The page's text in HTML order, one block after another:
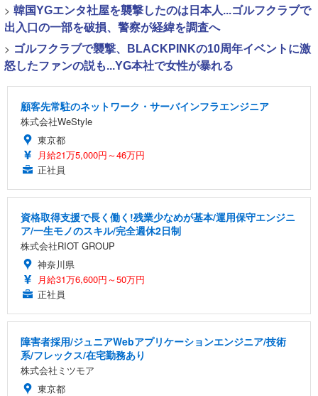
> 韓国YGエンタ社屋を襲撃したのは日本人...ゴルフクラブで
出入口の一部を破損、警察が経緯を調査へ
> ゴルフクラブで襲撃、BLACKPINKの10周年イベントに激
怒したファンの説も...YG本社で女性が暴れる
顧客先常駐のネットワーク・サーバインフラエンジニア
株式会社WeStyle
東京都
月給21万5,000円～46万円
正社員
資格取得支援で長く働く!残業少なめが基本/運用保守エンジニ
ア/一生モノのスキル/完全週休2日制
株式会社RIOT GROUP
神奈川県
月給31万6,600円～50万円
正社員
障害者採用/ジュニアWebアプリケーションエンジニア/技術
系/フレックス/在宅勤務あり
株式会社ミツモア
東京都